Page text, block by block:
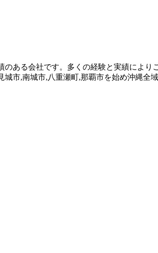
ある会社です。多くの経験と実績により
市,南城市,八重瀬町,那覇市を始め沖縄全